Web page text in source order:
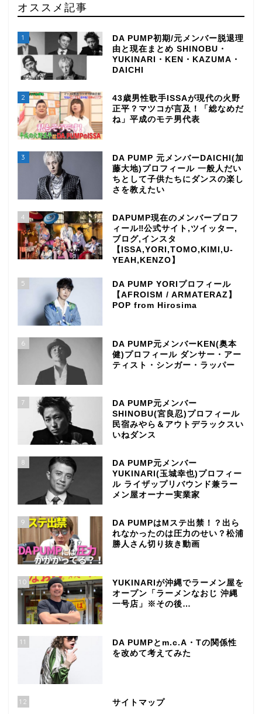
オススメ記事
1
DA PUMP初期/元メンバー脱退理
由と現在まとめ SHINOBU・
YUKINARI・KEN・KAZUMA・
DAICHI
2
43歳男性歌手ISSAが現代の火野
正平？マツコが言及！「総なめだ
ね」平成のモテ男代表
3
DA PUMP 元メンバーDAICHI(加
藤大地)プロフィール 一般人だい
ちとして子供たちにダンスの楽し
さを教えたい
4
DAPUMP現在のメンバープロフ
ィール‼公式サイト,ツイッター,
ブログ,インスタ
【ISSA,YORI,TOMO,KIMI,U-
YEAH,KENZO】
5
DA PUMP YORIプロフィール
【AFROISM / ARMATERAZ】
POP from Hirosima
6
DA PUMP元メンバーKEN(奥本
健)プロフィール ダンサー・アー
ティスト・シンガー・ラッパー
7
DA PUMP元メンバー
SHINOBU(宮良忍)プロフィール
民宿みやら＆アウトデラックスい
いねダンス
8
DA PUMP元メンバー
YUKINARI(玉城幸也)プロフィー
ル ライザップリバウンド兼ラー
メン屋オーナー実業家
9
DA PUMPはMステ出禁！？出ら
れなかったのは圧力のせい？松浦
勝人さん切り抜き動画
10
YUKINARIが沖縄でラーメン屋を
オープン「ラーメンなおじ 沖縄
一号店」※その後…
11
DA PUMPとm.c.A・Tの関係性
を改めて考えてみた
12 サイトマップ